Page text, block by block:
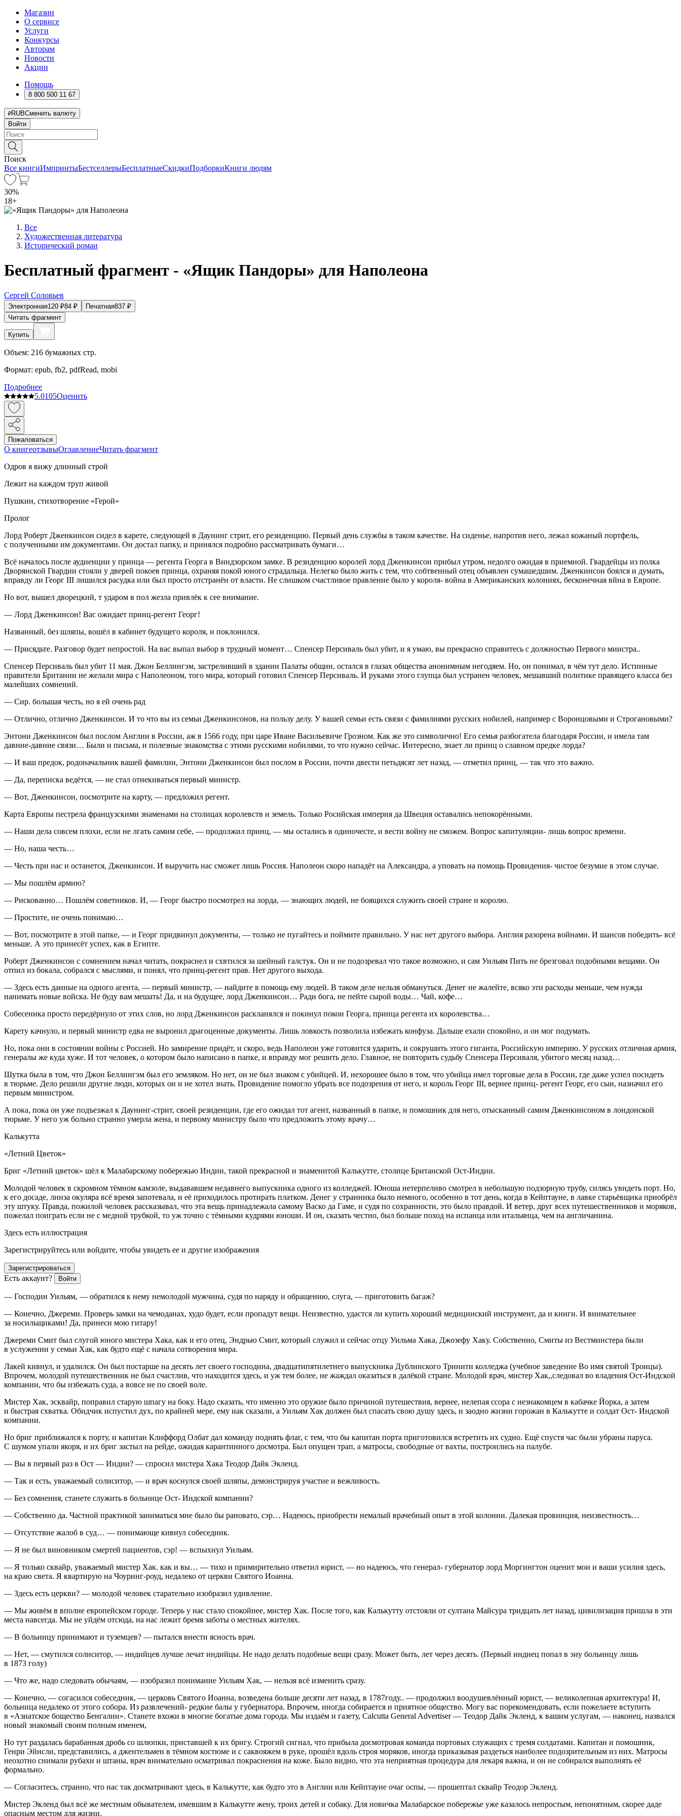
Магазин
О сервисе
Услуги
Конкурсы
Авторам
Новости
Акции
Помощь
8 800 500 11 67
RUBСменить валюту
Войти
Поиск
Все книгиИмпринтыБестселлерыБесплатныеСкидкиПодборкиКниги людям
30%
18+
Все
Художественная литература
Исторический роман
Бесплатный фрагмент - «Ящик Пандоры» для Наполеона
Сергей Соловьев
Электронная120 ₽84 ₽ Печатная837 ₽
Читать фрагмент
Купить
Объем: 216 бумажных стр.
Формат: epub, fb2, pdfRead, mobi
Подробнее
5.0105Оценить
Пожаловаться
О книгеотзывыОглавлениеЧитать фрагмент
Одров я вижу длинный строй
Лежит на каждом труп живой
Пушкин, стихотворение «Герой»
Пролог
Лорд Роберт Дженкинсон сидел в карете, следующей в Даунинг стрит, его резиденцию. Первый день службы в таком качестве. На сиденье, напротив него, лежал кожаный портфель,
с полученными им документами. Он достал папку, и принялся подробно рассматривать бумаги…
Всё началось после аудиенции у принца — регента Георга в Виндзорском замке. В резиденцию королей лорд Дженкинсон прибыл утром, недолго ожидая в приемной. Гвардейцы из полка
Дворянской Гвардии стояли у дверей покоев принца, охраняя покой юного страдальца. Нелегко было жить с тем, что собтвенный отец объявлен сумашедшим. Дженкинсон боялся и думать,
вправду ли Георг III лишился расудка или был просто отстранён от власти. Не слишком счастливое правление было у короля- война в Американских колониях, бесконечная вйна в Европе.
Но вот, вышел дворецкий, т ударом в пол жезла привлёк к сее внимание.
— Лорд Дженкинсон! Вас ожидает принц-регент Георг!
Названный, без шляпы, вошёл в кабинет будущего короля, и поклонился.
— Присядьте. Разговор будет непростой. На вас выпал выбор в трудный момент… Спенсер Персиваль был убит, и я умаю, вы прекрасно справитесь с должностью Первого миистра..
Спенсер Персиваль был убит 11 мая. Джон Беллингэм, застреливший в здании Палаты общин, остался в глазах общества анонимным негодяем. Но, он понимал, в чём тут дело. Истинные
правители Британии не желали мира с Наполеоном, того мира, который готовил Спенсер Персиваль. И руками этого глупца был устранен человек, мешавший политике правящего класса без
малейших сомнений.
— Сир. большая честь, но я ей очень рад
— Отлично, отлично Дженкинсон. И то что вы из семьи Дженкинсонов, на пользу делу. У вашей семьи есть связи с фамилиями русских нобилей, например с Воронцовыми и Строгановыми?
Энтони Дженкинсон был послом Англии в России, аж в 1566 году, при царе Иване Васильевиче Грозном. Как же это символично! Его семья разбогатела благодаря России, и имела там
давние-давние связи… Были и письма, и полезные знакомства с этими русскими нобилями, то что нужно сейчас. Интересно, знает ли принц о славном предке лорда?
— И ваш предок, родоначальник вашей фамилии, Энтони Дженкинсон был послом в России, почти двести петьдясят лет назад, — отметил принц, — так что это важно.
— Да, переписка ведётся, — не стал отнекиваться первый министр.
— Вот, Дженкинсон, посмотрите на карту, — предложил регент.
Карта Европы пестрела французскими знаменами на столицах королевств и земель. Только Росийская империя да Швеция оставались непокорёнными.
— Наши дела совсем плохи, если не лгать самим себе, — продолжил принц, — мы остались в одиночесте, и вести войну не сможем. Вопрос капитуляции- лишь вопрос времени.
— Но, наша честь…
— Честь при нас и останется, Дженкинсон. И выручить нас сможет лишь Россия. Наполеон скоро нападёт на Александра, а уповать на помощь Провидения- чистое безумие в этом случае.
— Мы пошлём армию?
— Рискованно… Пошлём советников. И, — Георг быстро посмотрел на лорда, — знающих людей, не боящихся служить своей стране и королю.
— Простите, не очень понимаю…
— Вот, посмотрите в этой папке, — и Георг придвинул документы, — только не пугайтесь и поймите правильно. У нас нет другого выбора. Англия разорена войнами. И шансов победить- всё
меньше. А это принесёт успех, как в Египте.
Роберт Дженкинсон с сомнением начал читать, покраснел и схвтился за шейный галстук. Он и не подозревал что такое возможно, и сам Уильям Пить не брезговал подобными вещами. Он
отпил из бокала, собрался с мыслями, и понял, что принц-регент прав. Нет другого выхода.
— Здесь есть данные на одного агента, — первый министр, — найдите в помощь ему людей. В таком деле нельзя обмануться. Денег не жалейте, всяко эти расходы меньше, чем нужда
нанимать новые войска. Не буду вам мешать! Да, и на будущее, лорд Дженкинсон… Ради бога, не пейте сырой воды… Чай, кофе…
Собесеника просто передёрнуло от этих слов, но лорд Дженкинсон раскланялся и покинул покои Георга, принца регента их королевства…
Карету качнуло, и первый министр едва не выронил драгоценные документы. Лишь ловкость позволила избежать конфуза. Дальше ехали спокойно, и он мог подумать.
Но, пока они в состоянии войны с Россией. Но замирение придёт, и скоро, ведь Наполеон уже готовится ударить, и сокрушить этого гиганта, Российскую империю. У русских отличная армия,
генералы же куда хуже. И тот человек, о котором было написано в папке, и вправду мог решить дело. Главное, не повторить судьбу Спенсера Персиваля, убитого месяц назад…
Шутка была в том, что Джон Беллингэм был его земляком. Но нет, он не был знаком с убийцей. И, нехорошее было в том, что убийца имел торговые дела в России, где даже успел посидеть
в тюрьме. Дело решили другие люди, которых он и не хотел знать. Провидение помогло убрать все подозрения от него, и король Георг III, вернее принц- регент Георг, его сын, назначил его
первым министром.
А пока, пока он уже подъезжал к Даунинг-стрит, своей резиденции, где его ожидал тот агент, названный в папке, и помошник для него, отысканный самим Дженкинсоном в лондонской
тюрьме. У него уж больно странно умерла жена, и первому министру было что предложить этому врачу…
Калькутта
«Летний Цветок»
Бриг «Летний цветок» шёл к Малабарскому побережью Индии, такой прекрасной и знаменитой Калькутте, столице Британской Ост-Индии.
Молодой человек в скромном тёмном камзоле, выдававшем недавнего выпускника одного из колледжей. Юноша нетерпеливо смотрел в небольшую подзорную трубу, силясь увидеть порт. Но,
к его досаде, линза окуляра всё время запотевала, и её приходилось протирать платком. Денег у странника было немного, особенно в тот день, когда в Кейптауне, в лавке старьёвщика приобрёл
эту штуку. Правда, пожилой человек рассказывал, что эта вещь принадлежала самому Васко да Гаме, и судя по сохранности, это было правдой. И ветер, друг всех путешественников и моряков,
пожелал поиграть если не с медной трубкой, то уж точно с тёмными кудрями юноши. И он, сказать честно, был больше поход на испанца или итальянца, чем на англичанина.
Здесь есть иллюстрация
Зарегистрируйтесь или войдите, чтобы увидеть ее и другие изображения
Зарегистрироваться
Есть аккаунт? Войти
— Господин Уильям, — обратился к нему немолодой мужчина, судя по наряду и обращению, слуга, — приготовить багаж?
— Конечно, Джереми. Проверь замки на чемоданах, худо будет, если пропадут вещи. Неизвестно, удастся ли купить хороший медицинский инструмент, да и книги. И внимательнее
за носильщиками! Да, принеси мою гитару!
Джереми Смит был слугой юного мистера Хака, как и его отец, Эндрью Смит, который служил и сейчас отцу Уильма Хака, Джозефу Хаку. Собственно, Смиты из Вестминстера были
в услужении у семьи Хак, как будто ещё с начала сотворения мира.
Лакей кивнул, и удалился. Он был постарше на десять лет своего господина, двадцатипятилетнего выпускника Дублинского Тринити колледжа (учебное заведение Во имя святой Троицы).
Впрочем, молодой путешественник не был счастлив, что находится здесь, и уж тем более, не жаждал оказаться в далёкой стране. Молодой врач, мистер Хак,,следовал во владения Ост-Индской
компании, что бы избежать суда, а вовсе не по своей воле.
Мистер Хак, эсквайр, поправил старую шпагу на боку. Надо сказать, что именно это оружие было причиной путешествия, вернее, нелепая ссора с незнакомцем в кабачке Йорка, а затем
и быстрая схватка. Обидчик испустил дух, по крайней мере, ему иак сказали, а Уильям Хак должен был спасать свою душу здесь, и заодно жизни горожан в Калькутте и солдат Ост- Индской
компании.
Но бриг приближался к порту, и капитан Клиффорд Олбат дал команду поднять флаг, с тем, что бы капитан порта приготовился встретить их судно. Ещё спустя час были убраны паруса.
С шумом упали якоря, и их бриг застыл на рейде, ожидая карантинного досмотра. Был опущен трап, а матросы, свободные от вахты, построились на палубе.
— Вы в первый раз в Ост — Индии? — спросил мистера Хака Теодор Дайк Экленд.
— Так и есть, уважаемый солиситор, — и врач коснулся своей шляпы, демонстрируя участие и вежливость.
— Без сомнения, станете служить в больнице Ост- Индской компании?
— Собственно да. Частной практикой заниматься мне было бы рановато, сэр… Надеюсь, приобрести немалый врачебный опыт в этой колонии. Далекая провинция, неизвестность…
— Отсутствие жалоб в суд… — понимающе кивнул собеседник.
— Я не был виновником смертей пациентов, сэр! — вспыхнул Уильям.
— Я только сквайр, уважаемый мистер Хак. как и вы… — тихо и примирительно ответил юрист, — но надеюсь, что генерал- губернатор лорд Моргингтон оценит мои и ваши усилия здесь,
на краю света. Я квартирую на Чоуринг-роуд, недалеко от церкви Святого Иоанна.
— Здесь есть церкви? — молодой человек старательно изобразил удивление.
— Мы живём в вполне европейском городе. Теперь у нас стало спокойнее, мистер Хак. После того, как Калькутту отстояли от султана Майсура тридцать лет назад, цивилизация пришла в эти
места навсегда. Мы не уйдём отсюда, на нас лежит бремя заботы о местных жителях.
— В больницу принимают и туземцев? — пытался внести ясность врач.
— Нет, — смутился солиситор, — индийцев лучше лечат индийцы. Не надо делать подобные вещи сразу. Может быть, лет через десять. (Первый индиец попал в эиу больницу лишь
в 1873 голу)
— Что же, надо следовать обычаям, — изобразил понимание Уильям Хак, — нельзя всё изменить сразу.
— Конечно, — согасился собеседник, — церковь Святого Иоанна, возведена больше десяти лет назад, в 1787году.. — продолжил воодушевлённый юрист, — великолепная архитектура! И,
больница недалеко от этого собора. Из развлечений- редкие балы у губернатора. Впрочем, иногда собирается и приятное общество. Могу вас порекомендовать, если пожелаете вступить
в «Азиатское бощество Бенгалии». Станете вхожи в многие богатые дома города. Мы издаём и газету, Calcutta General Advertiser— Теодор Дайк Экленд, к вашим услугам, — наконец, назвался
новый знакомый своим полным именем,
Но тут раздалась барабанная дробь со шлюпки, приставшей к их бригу. Строгий сигнал, что прибыла досмотровая команда портовых служащих с тремя солдатами. Капитан и помошник,
Генри Эйнсли, представились, а джентельмен в тёмном костюме и с саквояжем в руке, прошёл вдоль строя моряков, иногда приказывая раздеться наиболее подозрительным из них. Матросы
неохотно снимали рубахи и штаны, врач внимательно осматривал покраснения на коже. Было видно, что эта неприятная процедура для лекаря важна, и он не собирался выполнять её
формально.
— Согласитесь, странно, что нас так досматривают здесь, в Калькутте, как будто это в Англии или Кейптауне очаг оспы, — прошептал сквайр Теодор Экленд.
Мистер Экленд был всё же местным обывателем, имевшим в Калькутте жену, троих детей и собаку. Для новичка Малабарское побережье уже казалось непростым, непонятным, скорее даде
опасным местом для жизни.